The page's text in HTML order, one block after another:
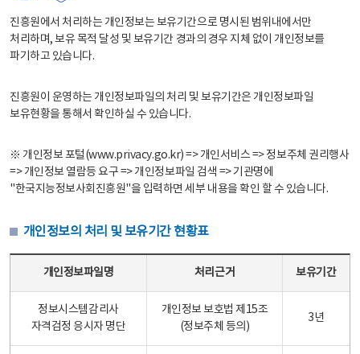
진흥원에서 처리하는 개인정보는 보유기간으로 명시된 범위내에서만
처리하며, 보유 목적 달성 및 보유기간 경과의 경우 지체 없이 개인정보를
파기하고 있습니다.
진흥원이 운영하는 개인정보파일의 처리 및 보유기간은 개인정보파일
보유현황을 통해서 확인하실 수 있습니다.
※ 개인정보 포털(www.privacy.go.kr) => 개인서비스 => 정보주체 권리행사
=> 개인정보 열람등 요구 => 개인정보파일 검색 => 기관명에
"한국지능정보사회진흥원"을 입력하면 세부 내용을 확인 할 수 있습니다.
개인정보의 처리 및 보유기간 현황표
개인정보파일명 처리근거 보유기간
정보시스템감리사
자격검정 응시자 명단
개인정보 보호법 제15조
(정보주체 등의)
3년